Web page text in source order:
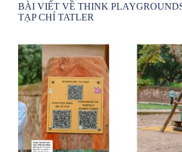
BÀI VIẾT VỀ THINK
TẠP CHÍ TATLER